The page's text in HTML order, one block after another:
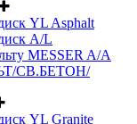
YL Asphalt
A/L
MESSER A/A
СВ.БЕТОН/
YL Granite